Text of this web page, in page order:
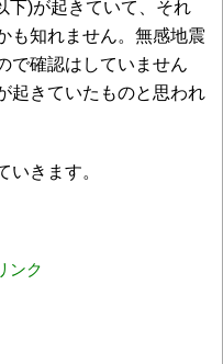
下)が起きていて、それ
も知れません。無感地震
で確認はしていません
起きていたものと思われ
いきます。
ンク